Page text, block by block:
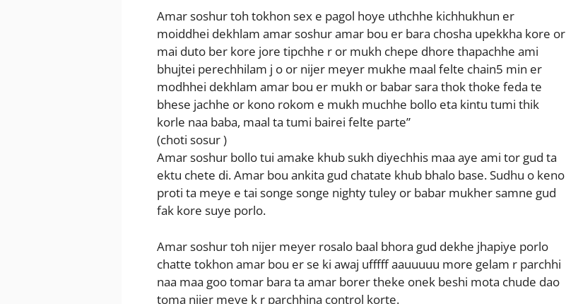
Amar soshur toh tokhon sex e pagol hoye uthchhe kichhukhun er
moiddhei dekhlam amar soshur amar bou er bara chosha upekkha kore or
mai duto ber kore jore tipchhe r or mukh chepe dhore thapachhe ami
bhujtei perechhilam j o or nijer meyer mukhe maal felte chain5 min er
modhhei dekhlam amar bou er mukh or babar sara thok thoke feda te
bhese jachhe or kono rokom e mukh muchhe bollo eta kintu tumi thik
korle naa baba, maal ta tumi bairei felte parte”
(choti sosur )
Amar soshur bollo tui amake khub sukh diyechhis maa aye ami tor gud ta
ektu chete di. Amar bou ankita gud chatate khub bhalo base. Sudhu o keno
proti ta meye e tai songe songe nighty tuley or babar mukher samne gud
fak kore suye porlo.
Amar soshur toh nijer meyer rosalo baal bhora gud dekhe jhapiye porlo
chatte tokhon amar bou er se ki awaj ufffff aauuuuu more gelam r parchhi
naa maa goo tomar bara ta amar borer theke onek beshi mota chude dao
toma nijer meye k r parchhina control korte.